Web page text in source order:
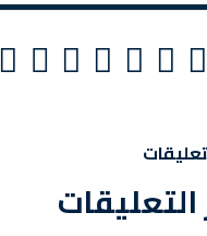
التعليقات